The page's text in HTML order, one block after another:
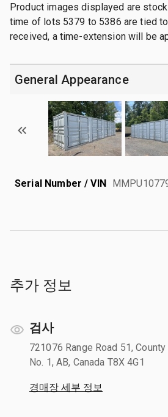
Product images displayed are
time of lots 5379 to 5386 are tied
received, a time-extension will be
General Appearance
Serial Number / VIN
추가 정보
검사
721076 Range Road 51,
No. 1, AB, Canada T8X 4G1
경매장 세부 정보